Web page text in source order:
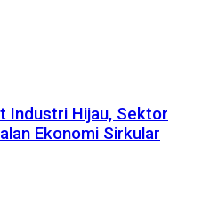
Industri Hijau, Sektor
Ekonomi Sirkular